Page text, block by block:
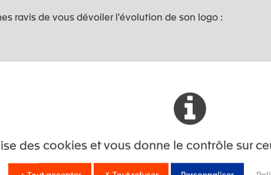
ravis de vous dévoiler l'évolution de son logo :
des cookies et vous donne le contrôle sur